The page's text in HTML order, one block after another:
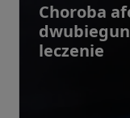
Choroba
leczenie